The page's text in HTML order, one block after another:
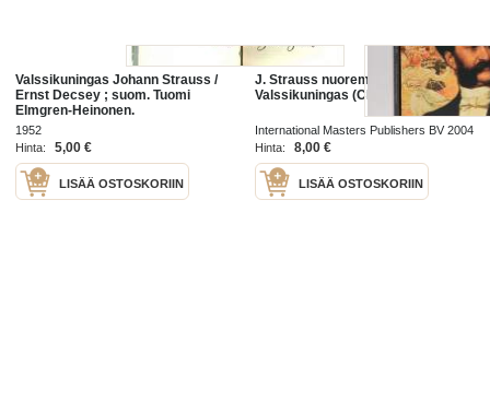
Valssikuningas Johann Strauss /
Ernst Decsey ; suom. Tuomi
Elmgren-Heinonen.
1952
Hinta:
5,00 €
LISÄÄ OSTOSKORIIN
J. Strauss nuorempi :
Valssikuningas (CD- kirja)
International Masters Publishers BV 2004
Hinta:
8,00 €
LISÄÄ OSTOSKORIIN